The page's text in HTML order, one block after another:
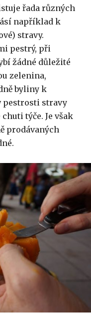
řada různých
například k
stravy.
pestrý, při
žádné důležité
zelenina,
byliny k
pestrosti stravy
týče. Je však
prodávaných